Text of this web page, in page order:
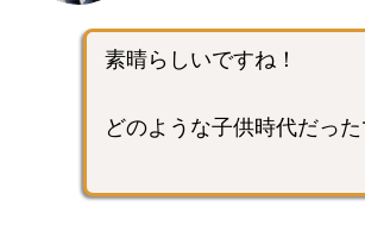
素晴らしいですね！
どのような子供時代だった